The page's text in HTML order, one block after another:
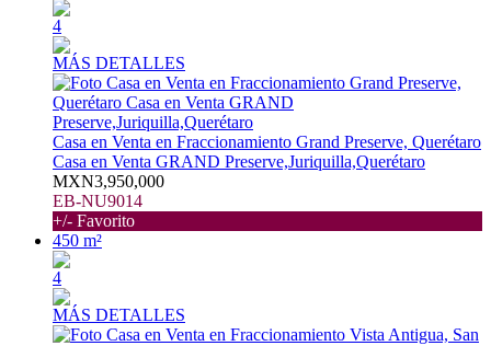
4
MÁS DETALLES
Casa en Venta en Fraccionamiento Grand Preserve, Querétaro
Casa en Venta GRAND Preserve,Juriquilla,Querétaro
MXN3,950,000
EB-NU9014
+/- Favorito
450 m²
4
MÁS DETALLES